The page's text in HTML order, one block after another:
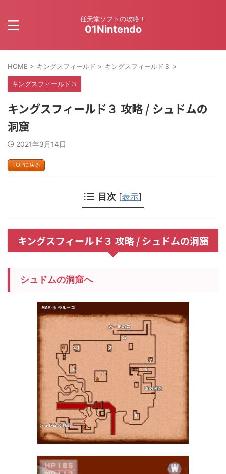
任天堂ソフトの攻略！
01Nintendo
HOME > キングスフィールド > キングスフィールド３ >
キングスフィールド３
キングスフィールド３ 攻略 / シュドムの
洞窟
2021年3月14日
TOPに戻る
目次 [表示]
キングスフィールド３ 攻略 / シュドムの洞窟
シュドムの洞窟へ